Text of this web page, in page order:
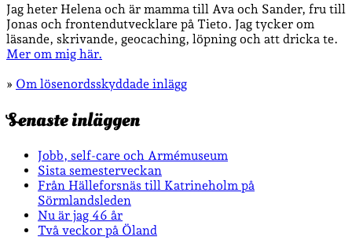
Jag heter Helena och är mamma till Ava och Sander, fru till
Jonas och frontendutvecklare på Tieto. Jag tycker om
läsande, skrivande, geocaching, löpning och att dricka te.
Mer om mig här.
» Om lösenordsskyddade inlägg
Senaste inläggen
Jobb, self-care och Armémuseum
Sista semesterveckan
Från Hälleforsnäs till Katrineholm på
Sörmlandsleden
Nu är jag 46 år
Två veckor på Öland